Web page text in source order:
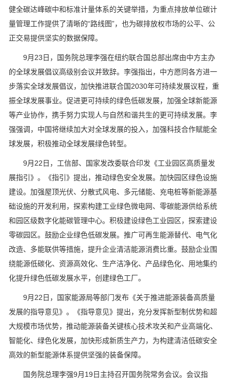
健全碳达峰碳中和标准计量体系的关键举措，为重点排放单位碳计
量管理工作提供了清晰的“路线图”，也为碳排放权市场的公平、公
正交易提供坚实的数据保障。
9月23日，国务院总理李强在纽约联合国总部出席由中方主办
的全球发展倡议高级别会议并致辞。李强指出，中方愿同各方进一
步落实全球发展倡议，加快推进联合国2030年可持续发展议程，重
振全球发展事业。促进更可持续的绿色低碳发展，加强全球新能源
等产业协作，携手努力实现人与自然和谐共生的更可持续发展。李
强强调，中国将继续加大对全球发展的投入，加强科技合作赋能全
球发展，积极推动全球发展绿色转型。
9月22日，工信部、国家发改委联合印发《工业园区高质量发
展指引》。《指引》提出，推动绿色安全发展。加快园区绿色设施
建设。加强屋顶光伏、分散式风电、多元储能、充电桩等新能源基
础设施的开发利用，探索构建工业绿色微电网、零碳能源供给系统
和园区级数字化能碳管理中心。积极建设绿色工业园区，探索建设
零碳园区。鼓励企业绿色低碳发展。推广可再生能源替代、电气化
改造、多能联供等措施，提升企业清洁能源消费比重。鼓励企业围
绕能源低碳化、资源高效化、生产洁净化、产品绿色化、用地集约
化提升绿色低碳发展水平，创建绿色工厂。
9月22日，国家能源局等部门发布《关于推进能源装备高质量
发展的指导意见》。《指导意见》提出，充分发挥新型制优势和超
大规模市场优势，推动能源装备关键核心技术攻关和产业高端化、
智能化、绿色化发展，加快形成新质生产力，为构建清洁低碳安全
高效的新型能源体系提供坚强的装备保障。
国务院总理李强9月19日主持召开国务院常务会议。会议指